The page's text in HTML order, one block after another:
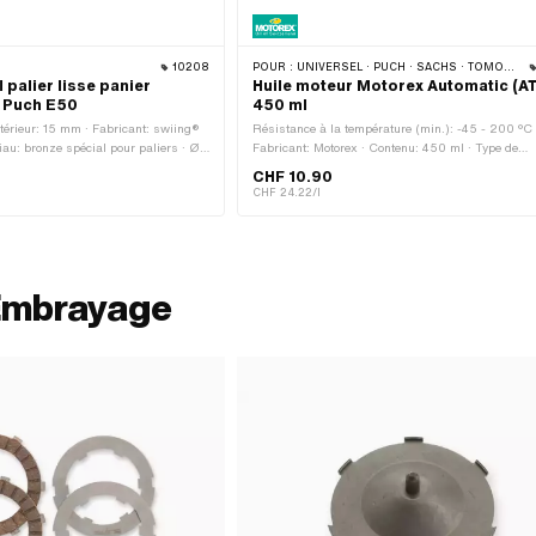
10208
palier lisse panier
E50
15 mm · Fabricant: swiing®
bronze spécial pour paliers · Ø
POUR : UNIVERSEL · PUCH · SACHS · TOMOS · BYE BIKE
Huile moteur Motorex Automatic
450 ml
Résistance à la température (min.): -45 - 200 °C
Fabricant: Motorex · Contenu: 450 ml · Type de
Lubrification de la boîte de vitesses avec
CHF 10.90
CHF 24.22/l